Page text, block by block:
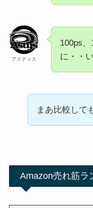
アスティス
100ps
に・・
まあ比較して
Amazon売れ筋ラ